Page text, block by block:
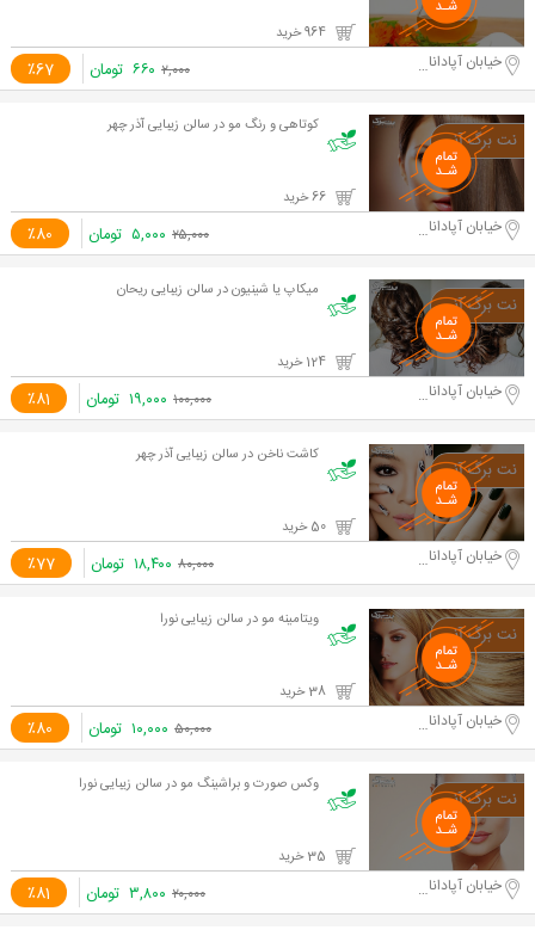
٪67 خیابان آپادانا دوم ۲,۰۰۰ ۶۶۰ تومان
کوتاهی و رنگ مو در سالن زیبایی آذر چهر
٪80 خیابان آپادانا دوم ۲۵,۰۰۰ ۵,۰۰۰ تومان
میکاپ یا شینیون در سالن زیبایی ریحان
٪81 خیابان آپادانا دوم ۱۰۰,۰۰۰ ۱۹,۰۰۰ تومان
کاشت ناخن در سالن زیبایی آذر چهر
٪77 خیابان آپادانا دوم ۸۰,۰۰۰ ۱۸,۴۰۰ تومان
ویتامینه مو در سالن زیبایی نورا
٪80 خیابان آپادانا دوم ۵۰,۰۰۰ ۱۰,۰۰۰ تومان
وکس صورت و براشینگ مو در سالن زیبایی نورا
٪81 خیابان آپادانا دوم ۲۰,۰۰۰ ۳,۸۰۰ تومان